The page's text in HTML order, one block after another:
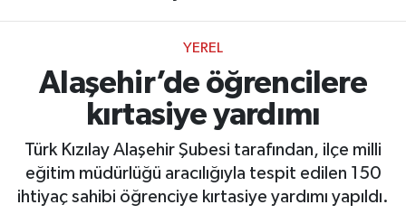
YEREL
Alaşehir’de öğrencilere
kırtasiye yardımı
Türk Kızılay Alaşehir Şubesi tarafından, ilçe milli
eğitim müdürlüğü aracılığıyla tespit edilen 150
ihtiyaç sahibi öğrenciye kırtasiye yardımı yapıldı.
Tüm Manşetler
Son Dakika Haberleri
Haber Arşivi